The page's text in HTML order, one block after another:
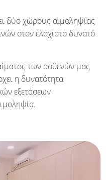
δύο χώρους αιμοληψίας
στον ελάχιστο δυνατό
των ασθενών μας
η δυνατότητα
εξετάσεων